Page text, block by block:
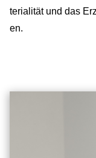
terialität und das
en.